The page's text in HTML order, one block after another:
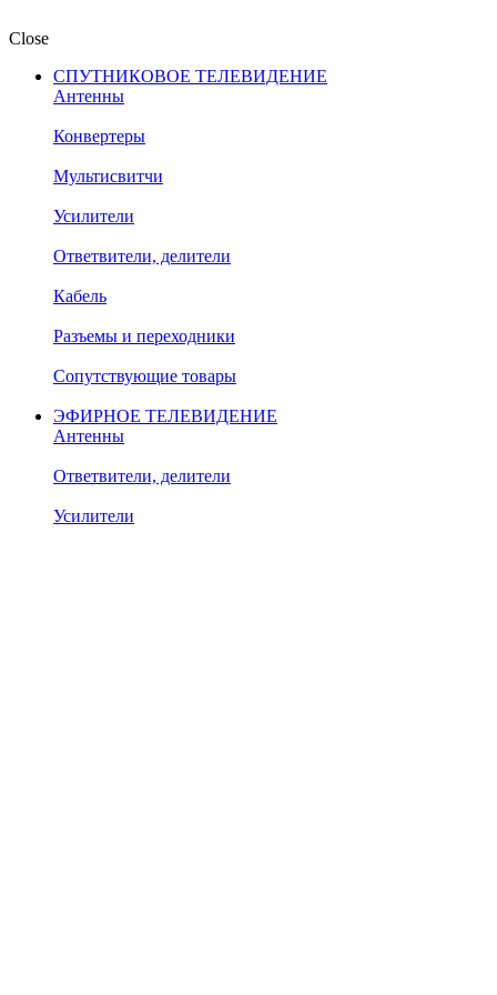
Close
СПУТНИКОВОЕ ТЕЛЕВИДЕНИЕ
Антенны
Конвертеры
Мультисвитчи
Усилители
Ответвители, делители
Кабель
Разъемы и переходники
Сопутствующие товары
ЭФИРНОЕ ТЕЛЕВИДЕНИЕ
Антенны
Ответвители, делители
Усилители